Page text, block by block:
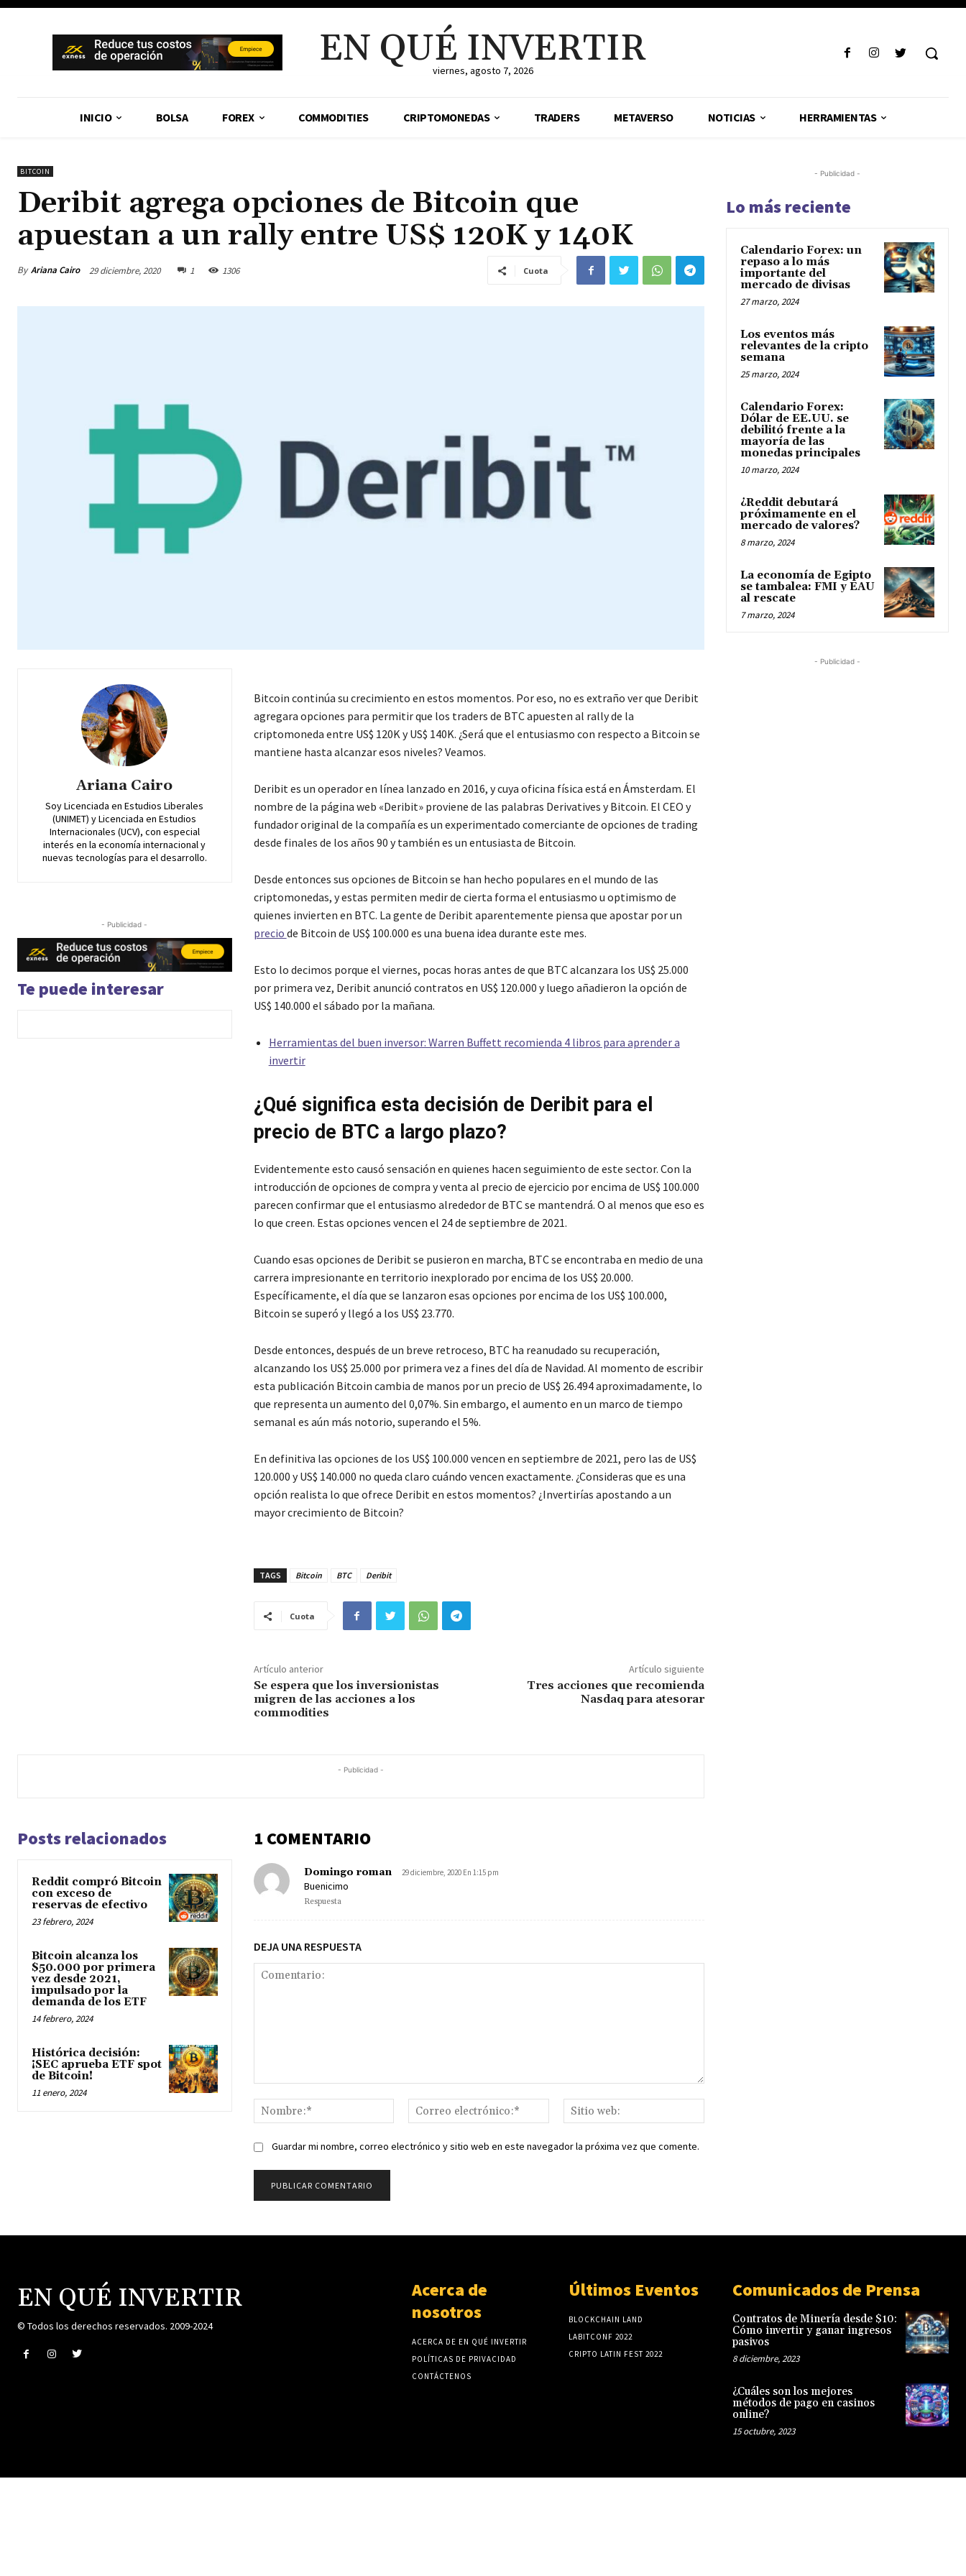
EN QUÉ INVERTIR
viernes, agosto 7, 2026
INICIO BOLSA FOREX COMMODITIES CRIPTOMONEDAS TRADERS METAVERSO NOTICIAS HERRAMIENTAS
BITCOIN
Deribit agrega opciones de Bitcoin que
apuestan a un rally entre US$ 120K y 140K
By Ariana Cairo 29 diciembre, 2020 1 1306 Cuota
Ariana Cairo
Soy Licenciada en Estudios Liberales
(UNIMET) y Licenciada en Estudios
Internacionales (UCV), con especial
interés en la economía internacional y
nuevas tecnologías para el desarrollo.
- Publicidad -
Te puede interesar
Bitcoin continúa su crecimiento en estos momentos. Por eso, no es extraño ver que Deribit
agregara opciones para permitir que los traders de BTC apuesten al rally de la
criptomoneda entre US$ 120K y US$ 140K. ¿Será que el entusiasmo con respecto a Bitcoin se
mantiene hasta alcanzar esos niveles? Veamos.
Deribit es un operador en línea lanzado en 2016, y cuya oficina física está en Ámsterdam. El
nombre de la página web «Deribit» proviene de las palabras Derivatives y Bitcoin. El CEO y
fundador original de la compañía es un experimentado comerciante de opciones de trading
desde finales de los años 90 y también es un entusiasta de Bitcoin.
Desde entonces sus opciones de Bitcoin se han hecho populares en el mundo de las
criptomonedas, y estas permiten medir de cierta forma el entusiasmo u optimismo de
quienes invierten en BTC. La gente de Deribit aparentemente piensa que apostar por un
precio de Bitcoin de US$ 100.000 es una buena idea durante este mes.
Esto lo decimos porque el viernes, pocas horas antes de que BTC alcanzara los US$ 25.000
por primera vez, Deribit anunció contratos en US$ 120.000 y luego añadieron la opción de
US$ 140.000 el sábado por la mañana.
Herramientas del buen inversor: Warren Buffett recomienda 4 libros para aprender a
invertir
¿Qué significa esta decisión de Deribit para el
precio de BTC a largo plazo?
Evidentemente esto causó sensación en quienes hacen seguimiento de este sector. Con la
introducción de opciones de compra y venta al precio de ejercicio por encima de US$ 100.000
parecen confirmar que el entusiasmo alrededor de BTC se mantendrá. O al menos que eso es
lo que creen. Estas opciones vencen el 24 de septiembre de 2021.
Cuando esas opciones de Deribit se pusieron en marcha, BTC se encontraba en medio de una
carrera impresionante en territorio inexplorado por encima de los US$ 20.000.
Específicamente, el día que se lanzaron esas opciones por encima de los US$ 100.000,
Bitcoin se superó y llegó a los US$ 23.770.
Desde entonces, después de un breve retroceso, BTC ha reanudado su recuperación,
alcanzando los US$ 25.000 por primera vez a fines del día de Navidad. Al momento de escribir
esta publicación Bitcoin cambia de manos por un precio de US$ 26.494 aproximadamente, lo
que representa un aumento del 0,07%. Sin embargo, el aumento en un marco de tiempo
semanal es aún más notorio, superando el 5%.
En definitiva las opciones de los US$ 100.000 vencen en septiembre de 2021, pero las de US$
120.000 y US$ 140.000 no queda claro cuándo vencen exactamente. ¿Consideras que es una
opción realista lo que ofrece Deribit en estos momentos? ¿Invertirías apostando a un
mayor crecimiento de Bitcoin?
TAGS Bitcoin BTC Deribit
Cuota
Artículo anterior
Se espera que los inversionistas
migren de las acciones a los
commodities
Artículo siguiente
Tres acciones que recomienda
Nasdaq para atesorar
- Publicidad -
Posts relacionados
Reddit compró Bitcoin
con exceso de
reservas de efectivo
23 febrero, 2024
Bitcoin alcanza los
$50.000 por primera
vez desde 2021,
impulsado por la
demanda de los ETF
14 febrero, 2024
Histórica decisión:
¡SEC aprueba ETF spot
de Bitcoin!
11 enero, 2024
1 COMENTARIO
Domingo roman 29 diciembre, 2020 En 1:15 pm
Buenicimo
Respuesta
DEJA UNA RESPUESTA
Nombre:*
Correo
electrónico:*
web:
Guardar mi nombre, correo electrónico y sitio web en este navegador la próxima vez que comente.
- Publicidad -
Lo más reciente
Calendario Forex: un
repaso a lo más
importante del
mercado de divisas
27 marzo, 2024
Los eventos más
relevantes de la cripto
semana
25 marzo, 2024
Calendario Forex:
Dólar de EE.UU. se
debilitó frente a la
mayoría de las
monedas principales
10 marzo, 2024
¿Reddit debutará
próximamente en el
mercado de valores?
8 marzo, 2024
La economía de Egipto
se tambalea: FMI y EAU
al rescate
7 marzo, 2024
- Publicidad -
EN QUÉ INVERTIR
© Todos los derechos reservados. 2009-2024
Acerca de
nosotros
ACERCA DE EN QUÉ INVERTIR
POLÍTICAS DE PRIVACIDAD
CONTÁCTENOS
Últimos Eventos
BLOCKCHAIN LAND
LABITCONF 2022
CRIPTO LATIN FEST 2022
Comunicados de Prensa
Contratos de Minería desde $10:
Cómo invertir y ganar ingresos
pasivos
8 diciembre, 2023
¿Cuáles son los mejores
métodos de pago en casinos
online?
15 octubre, 2023